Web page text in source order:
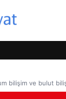
bilişim ve bulut